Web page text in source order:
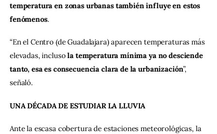
temperatura en zonas urbanas también influye en estos
fenómenos.
“En el Centro (de Guadalajara) aparecen temperaturas más
elevadas, incluso la temperatura mínima ya no desciende
tanto, esa es consecuencia clara de la urbanización”,
señaló.
UNA DÉCADA DE ESTUDIAR LA LLUVIA
Ante la escasa cobertura de estaciones meteorológicas, la